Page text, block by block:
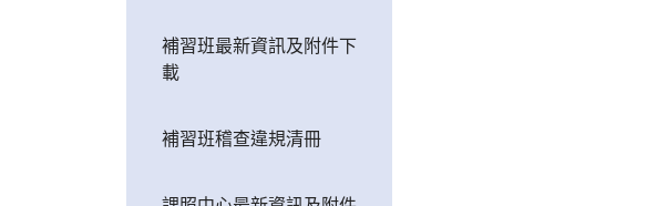
補習班最新資訊及附件下
載
補習班稽查違規清冊